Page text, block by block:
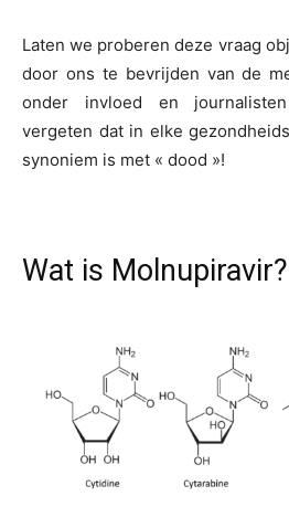
Laten we proberen deze vraag
door ons te bevrijden van de
onder invloed en
vergeten dat in elke
synoniem is met « dood »!
Wat is Molnupiravir?